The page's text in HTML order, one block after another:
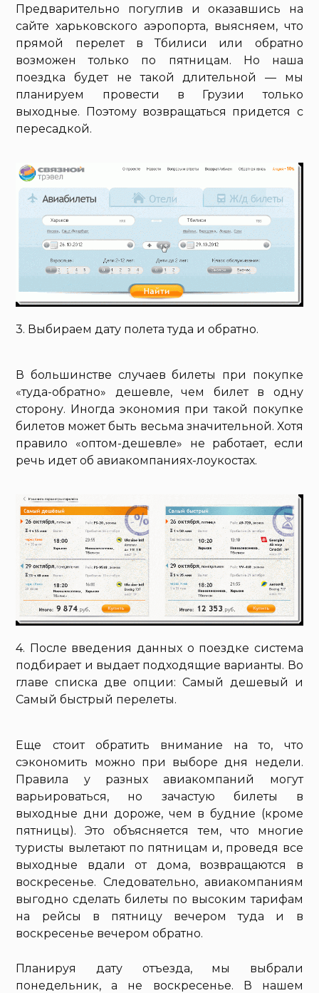
Предварительно погуглив и оказавшись на
сайте харьковского аэропорта, выясняем, что
прямой перелет в Тбилиси или обратно
возможен только по пятницам. Но наша
поездка будет не такой длительной — мы
планируем провести в Грузии только
выходные. Поэтому возвращаться придется с
пересадкой.
3. Выбираем дату полета туда и обратно.
В большинстве случаев билеты при покупке
«туда-обратно» дешевле, чем билет в одну
сторону. Иногда экономия при такой покупке
билетов может быть весьма значительной. Хотя
правило «оптом-дешевле» не работает, если
речь идет об авиакомпаниях-лоукостах.
4. После введения данных о поездке система
подбирает и выдает подходящие варианты. Во
главе списка две опции: Самый дешевый и
Самый быстрый перелеты.
Еще стоит обратить внимание на то, что
сэкономить можно при выборе дня недели.
Правила у разных авиакомпаний могут
варьироваться, но зачастую билеты в
выходные дни дороже, чем в будние (кроме
пятницы). Это объясняется тем, что многие
туристы вылетают по пятницам и, проведя все
выходные вдали от дома, возвращаются в
воскресенье. Следовательно, авиакомпаниям
выгодно сделать билеты по высоким тарифам
на рейсы в пятницу вечером туда и в
воскресенье вечером обратно.
Планируя дату отъезда, мы выбрали
понедельник, а не воскресенье. В нашем